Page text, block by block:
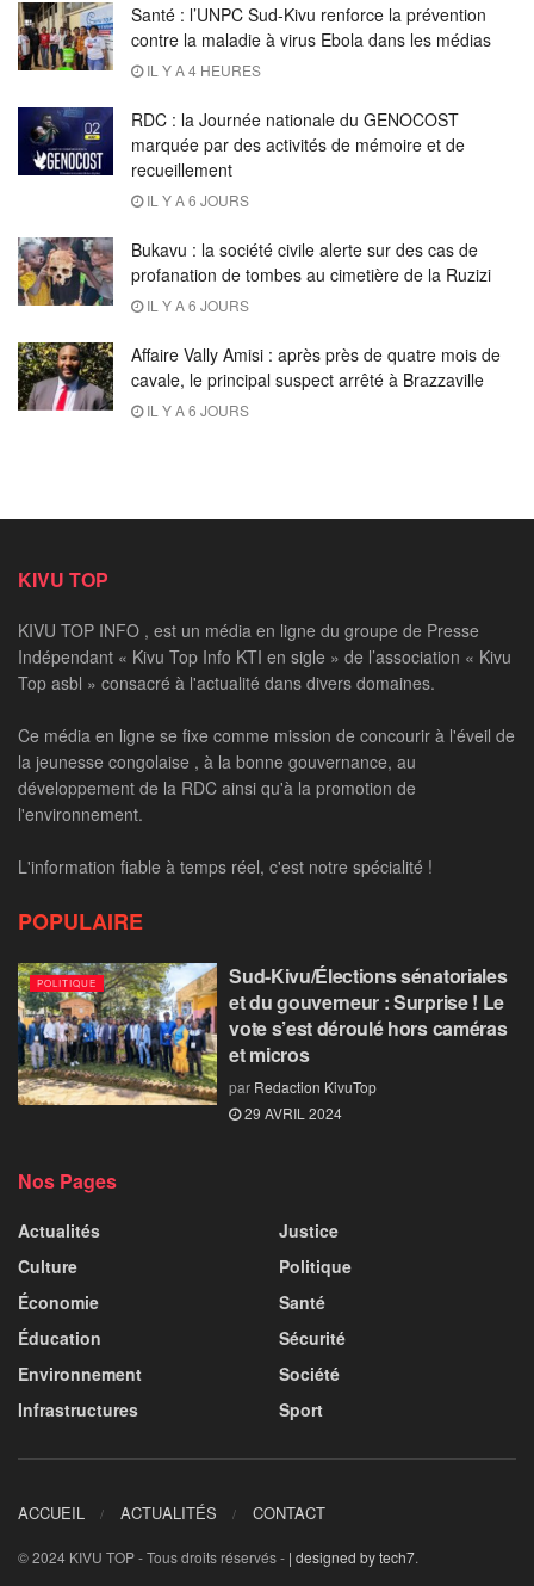
Santé : l’UNPC Sud-Kivu renforce la prévention
contre la maladie à virus Ebola dans les médias
IL Y A 4 HEURES
RDC : la Journée nationale du GENOCOST
marquée par des activités de mémoire et de
recueillement
IL Y A 6 JOURS
Bukavu : la société civile alerte sur des cas de
profanation de tombes au cimetière de la Ruzizi
IL Y A 6 JOURS
Affaire Vally Amisi : après près de quatre mois de
cavale, le principal suspect arrêté à Brazzaville
IL Y A 6 JOURS
KIVU TOP
KIVU TOP INFO , est un média en ligne du groupe de Presse
Indépendant « Kivu Top Info KTI en sigle » de l’association « Kivu
Top asbl » consacré à l'actualité dans divers domaines.
Ce média en ligne se fixe comme mission de concourir à l'éveil de
la jeunesse congolaise , à la bonne gouvernance, au
développement de la RDC ainsi qu'à la promotion de
l'environnement.
L'information fiable à temps réel, c'est notre spécialité !
POPULAIRE
POLITIQUE
Sud-Kivu/Élections sénatoriales
et du gouverneur : Surprise ! Le
vote s’est déroulé hors caméras
et micros
par Redaction KivuTop
29 AVRIL 2024
Nos Pages
Actualités
Culture
Économie
Éducation
Environnement
Infrastructures
Justice
Politique
Santé
Sécurité
Société
Sport
ACCUEIL ACTUALITÉS CONTACT
© 2024 KIVU TOP - Tous droits réservés - | designed by tech7.